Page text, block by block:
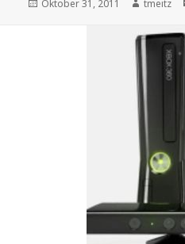
Veröffentlicht
Oktober 31, 2011 Autor
tmeitz